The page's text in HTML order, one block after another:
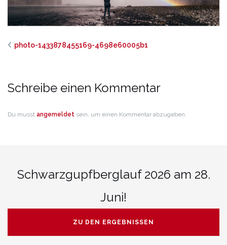
photo-1433878455169-4698e60005b1
Schreibe einen Kommentar
Du musst angemeldet sein, um einen Kommentar abzugeben.
Schwarzgupfberglauf 2026 am 28.
Juni!
ZU DEN ERGEBNISSEN